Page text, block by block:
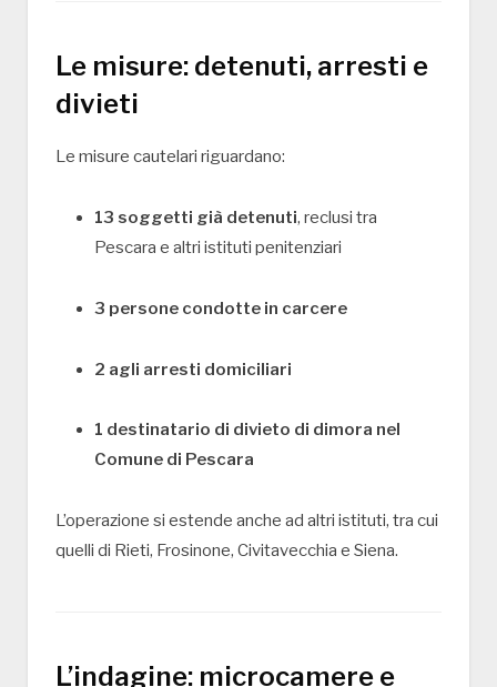
Le misure: detenuti, arresti e
divieti
Le misure cautelari riguardano:
13 soggetti già detenuti, reclusi tra
Pescara e altri istituti penitenziari
3 persone condotte in carcere
2 agli arresti domiciliari
1 destinatario di divieto di dimora nel
Comune di Pescara
L’operazione si estende anche ad altri istituti, tra cui
quelli di Rieti, Frosinone, Civitavecchia e Siena.
L’indagine: microcamere e